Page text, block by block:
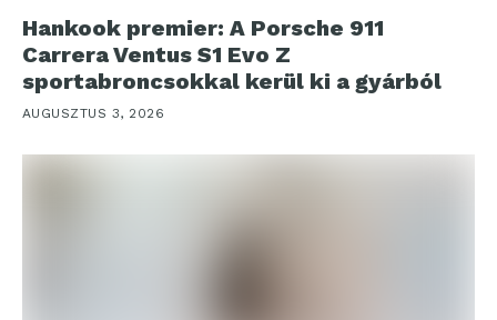
Hankook premier: A Porsche 911
Carrera Ventus S1 Evo Z
sportabroncsokkal kerül ki a gyárból
AUGUSZTUS 3, 2026